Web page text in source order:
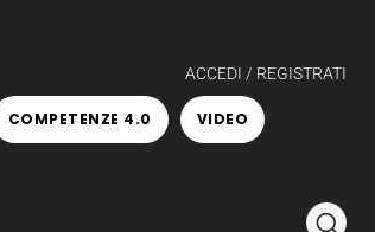
ACCEDI / REGISTRATI
COMPETENZE 4.0 VIDEO